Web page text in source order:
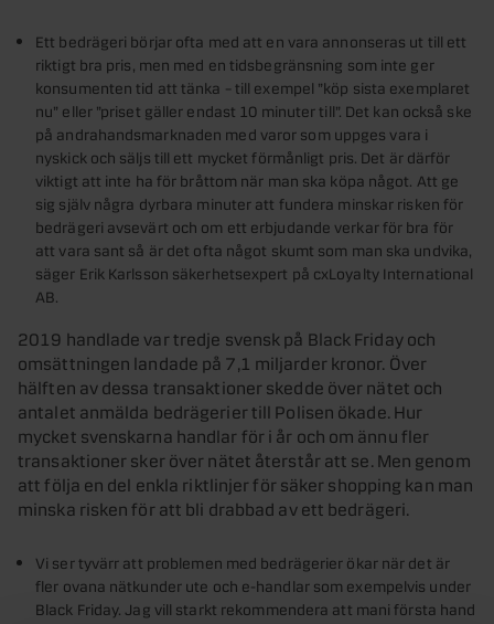
Ett bedrägeri börjar ofta med att en vara annonseras ut till ett
riktigt bra pris, men med en tidsbegränsning som inte ger
konsumenten tid att tänka – till exempel ”köp sista exemplaret
nu” eller ”priset gäller endast 10 minuter till”. Det kan också ske
på andrahandsmarknaden med varor som uppges vara i
nyskick och säljs till ett mycket förmånligt pris. Det är därför
viktigt att inte ha för bråttom när man ska köpa något. Att ge
sig själv några dyrbara minuter att fundera minskar risken för
bedrägeri avsevärt och om ett erbjudande verkar för bra för
att vara sant så är det ofta något skumt som man ska undvika,
säger Erik Karlsson säkerhetsexpert på cxLoyalty International
AB.
2019 handlade var tredje svensk på Black Friday och
omsättningen landade på 7,1 miljarder kronor. Över
hälften av dessa transaktioner skedde över nätet och
antalet anmälda bedrägerier till Polisen ökade. Hur
mycket svenskarna handlar för i år och om ännu fler
transaktioner sker över nätet återstår att se. Men genom
att följa en del enkla riktlinjer för säker shopping kan man
minska risken för att bli drabbad av ett bedrägeri.
Vi ser tyvärr att problemen med bedrägerier ökar när det är
fler ovana nätkunder ute och e-handlar som exempelvis under
Black Friday. Jag vill starkt rekommendera att mani första hand